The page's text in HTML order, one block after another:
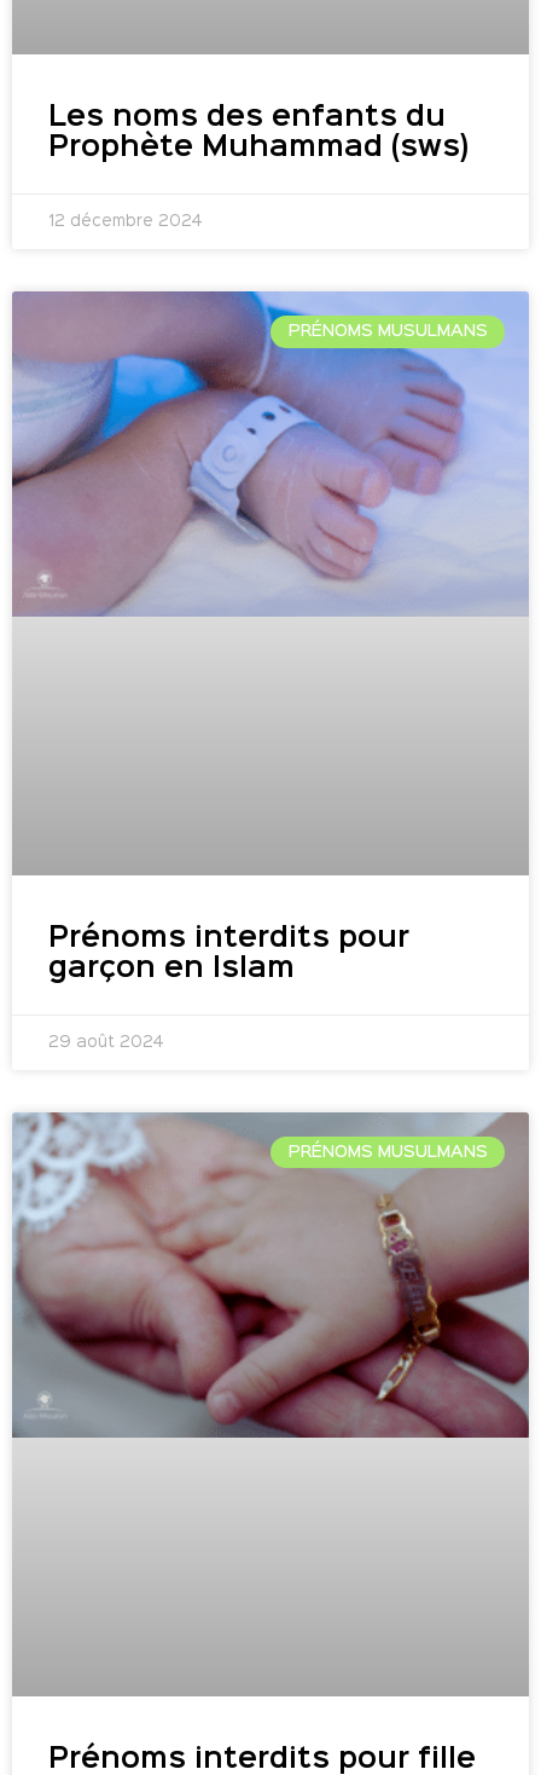
Les noms des enfants du
Prophète Muhammad (sws)
12 décembre 2024
PRÉNOMS MUSULMANS
Prénoms interdits pour
garçon en Islam
29 août 2024
PRÉNOMS MUSULMANS
Prénoms interdits pour fille